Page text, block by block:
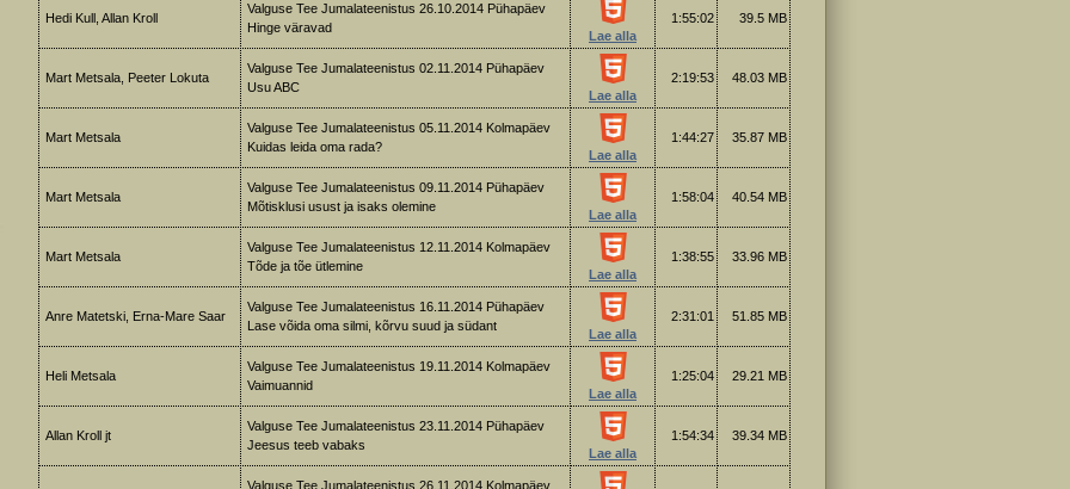
Hedi Kull, Allan Kroll
Valguse Tee Jumalateenistus 26.10.2014 Pühapäev
Hinge väravad
Lae alla
1:55:02 39.5 MB
Mart Metsala, Peeter Lokuta
Valguse Tee Jumalateenistus 02.11.2014 Pühapäev
Usu ABC
Lae alla
2:19:53 48.03 MB
Mart Metsala
Valguse Tee Jumalateenistus 05.11.2014 Kolmapäev
Kuidas leida oma rada?
Lae alla
1:44:27 35.87 MB
Mart Metsala
Valguse Tee Jumalateenistus 09.11.2014 Pühapäev
Mõtisklusi usust ja isaks olemine
Lae alla
1:58:04 40.54 MB
Mart Metsala
Valguse Tee Jumalateenistus 12.11.2014 Kolmapäev
Tõde ja tõe ütlemine
Lae alla
1:38:55 33.96 MB
Anre Matetski, Erna-Mare Saar
Valguse Tee Jumalateenistus 16.11.2014 Pühapäev
Lase võida oma silmi, kõrvu suud ja südant
Lae alla
2:31:01 51.85 MB
Heli Metsala
Valguse Tee Jumalateenistus 19.11.2014 Kolmapäev
Vaimuannid
Lae alla
1:25:04 29.21 MB
Allan Kroll jt
Valguse Tee Jumalateenistus 23.11.2014 Pühapäev
Jeesus teeb vabaks
Lae alla
1:54:34 39.34 MB
Valguse Tee Jumalateenistus 26.11.2014 Kolmapäev